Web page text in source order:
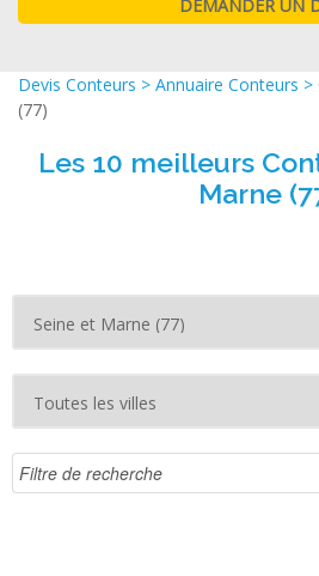
Devis Conteurs > Annuaire Conteurs >
(77)
Les 10 meilleurs
Marne